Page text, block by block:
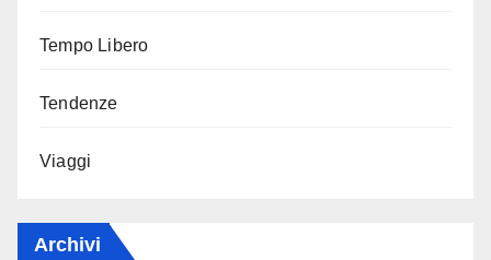
Tempo Libero
Tendenze
Viaggi
Archivi